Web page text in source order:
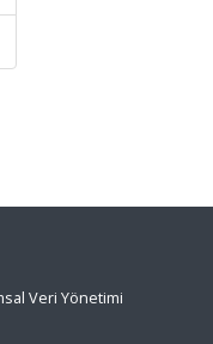
Veri Yönetimi